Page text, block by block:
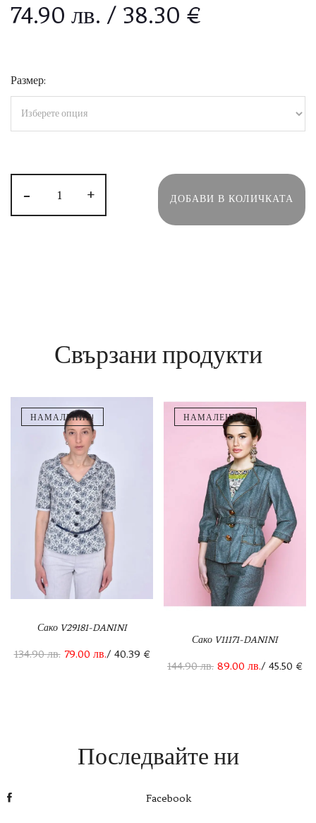
74.90 лв. / 38.30 €
Размер:
- + ДОБАВИ В КОЛИЧКАТА
Свързани продукти
НАМАЛЕНИЕ!
Сако V29181-DANINI
134.90лв. 79.00 лв./ 40.39 €
НАМАЛЕНИЕ!
Сако V11171-DANINI
144.90лв. 89.00 лв./ 45.50 €
Последвайте ни
Facebook